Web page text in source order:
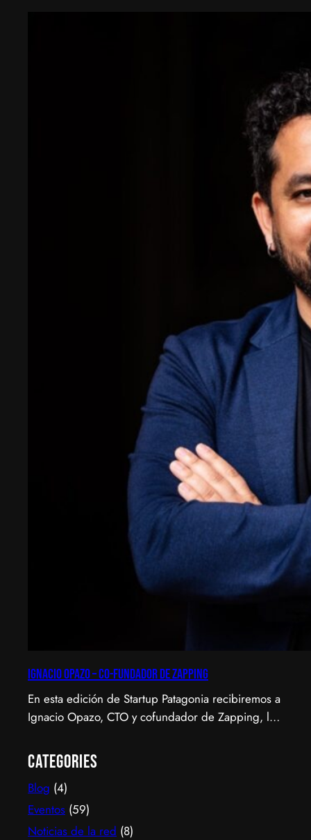
Ignacio Opazo – Co-Fundador de Zapping
En esta edición de Startup Patagonia recibiremos a
Ignacio Opazo, CTO y cofundador de Zapping, la
que América Latina ve televisión. ​Zapping nació
con una idea simple y potente: ofrecer una
experiencia de TV por internet fluida, sin
decodificadores ni contratos, y hoy suma más de
600…
Categories
Blog (4)
Eventos (59)
Noticias de la red (8)